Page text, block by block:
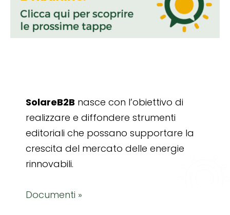
SolareB2B nasce con l’obiettivo di
realizzare e diffondere strumenti
editoriali che possano supportare la
crescita del mercato delle energie
rinnovabili.
Documenti »